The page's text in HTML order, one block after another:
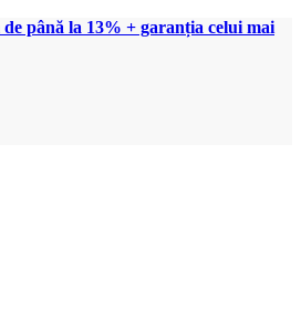
până la 13% + garanția celui mai